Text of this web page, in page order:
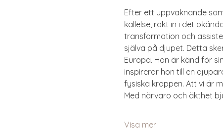
Efter ett uppvaknande
kallelse, rakt in i det
transformation och
själva på djupet. Detta
Europa. Hon är känd för
inspirerar hon till en
fysiska kroppen. Att vi är
Med närvaro och äkthet
Visa mer